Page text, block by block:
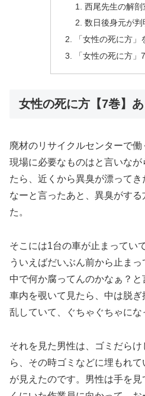
西尾先生の解剖
数日後身元が判
「女性の死に方」
「女性の死に方」
女性の死に方【7巻】
廃材のリサイクルセンターで
現場に必要なものはと言いな
たら、近くから異臭が漂って
なーと言ったあと、異臭がす
た。
そこには1台の車が止まってい
ういえばだいぶん前から止まっ
中で何か腐ってんのかなぁ？
車内を覗いて見たら、中は脱
乱していて、ぐちゃぐちゃにな
それを見た男性は、ゴミだら
ら、その時ゴミなどに埋もれ
が見えたのです。男性は手を